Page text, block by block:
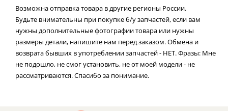
Возможна отправка товара в другие регионы России.
Будьте внимательны при покупке б/у запчастей, если вам
нужны дополнительные фотографии товара или нужны
размеры детали, напишите нам перед заказом. Обмена и
возврата бывших в употреблении запчастей - НЕТ. Фразы: Мне
не подошло, не смог установить, не от моей модели - не
рассматриваются. Спасибо за понимание.